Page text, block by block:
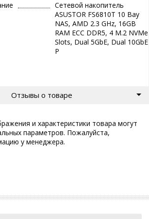
Сетевой накопитель
ASUSTOR FS6810T 10 Bay
NAS, AMD 2.3 GHz, 16GB
RAM ECC DDR5, 4 M.2 NVMe
Slots, Dual 5GbE, Dual 10GbE
P
Отзывы о товаре
и характеристики товара могут
параметров. Пожалуйста,
у менеджера.